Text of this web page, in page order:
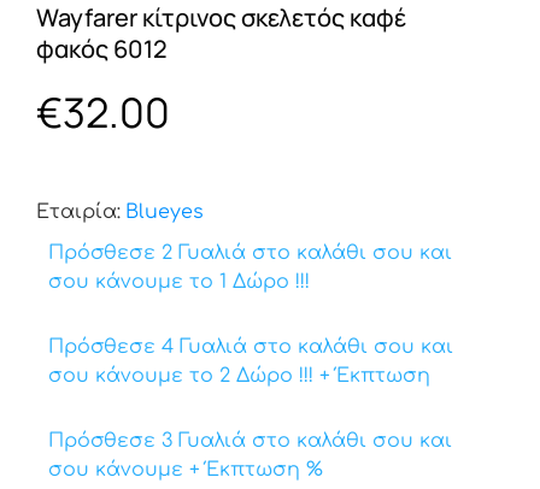
Wayfarer κίτρινος σκελετός καφέ
φακός 6012
€32.00
Εταιρία: Βlueyes
Πρόσθεσε 2 Γυαλιά στο καλάθι σου και
σου κάνουμε το 1 Δώρο !!!
Πρόσθεσε 4 Γυαλιά στο καλάθι σου και
σου κάνουμε το 2 Δώρο !!! + Έκπτωση
Πρόσθεσε 3 Γυαλιά στο καλάθι σου και
σου κάνουμε + Έκπτωση %